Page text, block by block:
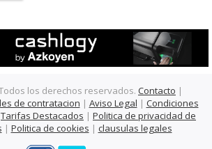
los derechos reservados. Contacto |
de contratacion | Aviso Legal | Condiciones
Tarifas Destacados | Politica de privacidad de
| Politica de cookies | clausulas legales